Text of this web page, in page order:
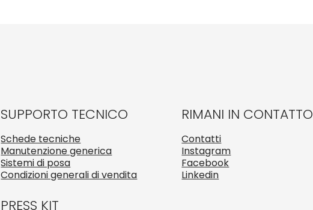
SUPPORTO TECNICO
Schede tecniche
Manutenzione generica
Sistemi di posa
Condizioni generali di vendita
PRESS KIT
RIMANI IN CONTATTO
Contatti
Instagram
Facebook
Linkedin